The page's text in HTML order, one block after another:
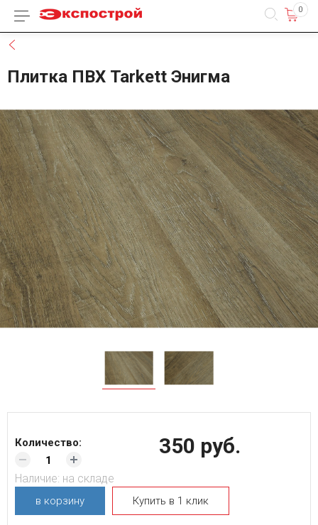
Каталог товаров 0
Плитка ПВХ Tarkett Энигма
350 руб.
Количество:
Наличие: на складе
в корзину Купить в 1 клик